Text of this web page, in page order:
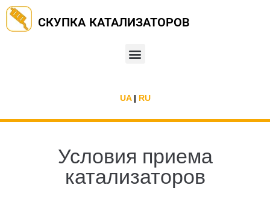
СКУПКА КАТАЛИЗАТОРОВ
UA| RU
Условия приема
катализаторов